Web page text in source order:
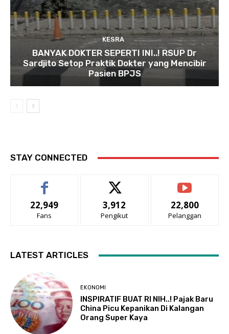
KESRA
BANYAK DOKTER SEPERTI INI..! RSUP Dr
Sardjito Setop Praktik Dokter yang Mencibir
Pasien BPJS
STAY CONNECTED
22,949
Fans
3,912
Pengikut
22,800
Pelanggan
LATEST ARTICLES
EKONOMI
INSPIRATIF BUAT RI NIH..! Pajak Baru
China Picu Kepanikan Di Kalangan
Orang Super Kaya